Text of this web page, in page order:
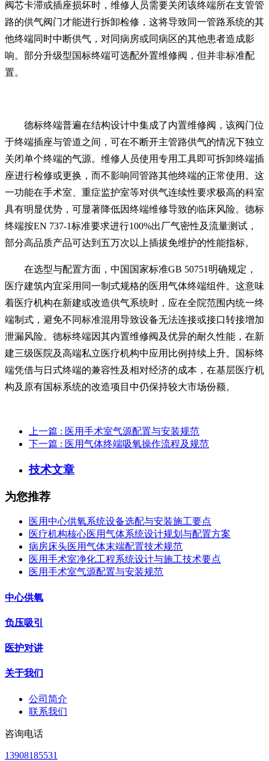
阀芯卡滞或插座损坏时，维修人员需要关闭该终端所在支管管
路的供气阀门才能进行拆卸检修，这将导致同一管路系统的其
他终端同时中断供气，对同病房或同病区的其他患者造成影
响。部分升级型国标终端可选配外置维修阀，但并非标准配
置。
德标终端普遍在结构设计中集成了内置维修阀，该阀门位
于终端插座与管道之间，可在不断开主管路供气的情况下独立
关闭单个终端的气源。维修人员使用专用工具即可拆卸终端插
座进行检修或更换，而不影响同管路其他终端的正常使用。这
一功能在手术室、重症监护室等对供气连续性要求极高的科室
具有明显优势，可显著降低因终端维修导致的临床风险。德标
终端按EN 737-1标准要求进行100%出厂气密性及流量测试，
部分高品质产品可达到五万次以上插拔免维护的性能指标。
在选型与配置方面，中国国家标准GB 50751明确规定，
医疗建筑内宜采用同一制式规格的医用气体终端组件。这意味
着医疗机构在新建或改造供气系统时，应在全院范围内统一终
端制式，避免不同标准混用导致设备无法连接或接口转接增加
泄漏风险。德标终端因其内置维修阀及优异的耐久性能，在新
建三级医院及高端私立医疗机构中应用比例持续上升。国标终
端凭借与日式终端的兼容性及相对经济的成本，在基层医疗机
构及原有国标系统的改造项目中仍保持较大市场份额。
上一篇 : 医用手术室气源配置与安装规范
下一篇 : 医用气体终端吸氧操作流程及规范
技术文章
为您推荐
医用中心供氧系统设备选配与安装施工要点
医疗机构核心医用气体系统设计规划与配置方案
病房床头医用气体末端配置技术规范
医用手术室净化工程系统设计与施工技术要点
医用手术室气源配置与安装规范
中心供氧
负压吸引
医护对讲
关于我们
公司简介
联系我们
咨询电话
13908185531